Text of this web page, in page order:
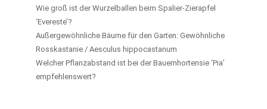
Wie groß ist der Wurzelballen beim Spalier-Zierapfel
‘Evereste’?
Außergewöhnliche Bäume für den Garten: Gewöhnliche
Rosskastanie / Aesculus hippocastanum
Welcher Pflanzabstand ist bei der Bauernhortensie ‘Pia’
empfehlenswert?